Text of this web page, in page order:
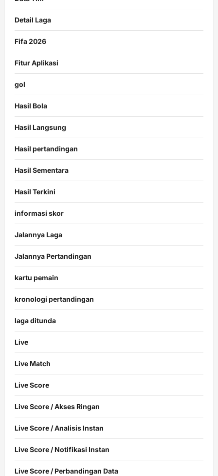
Detail Laga
Fifa 2026
Fitur Aplikasi
gol
Hasil Bola
Hasil Langsung
Hasil pertandingan
Hasil Sementara
Hasil Terkini
informasi skor
Jalannya Laga
Jalannya Pertandingan
kartu pemain
kronologi pertandingan
laga ditunda
Live
Live Match
Live Score
Live Score / Akses Ringan
Live Score / Analisis Instan
Live Score / Notifikasi Instan
Live Score / Perbandingan Data